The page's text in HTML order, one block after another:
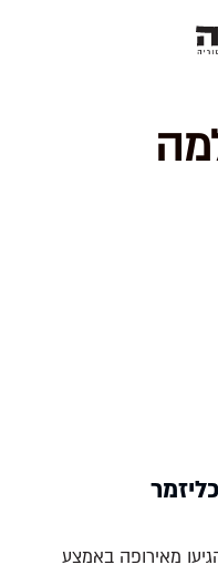
מאירופה באמצע